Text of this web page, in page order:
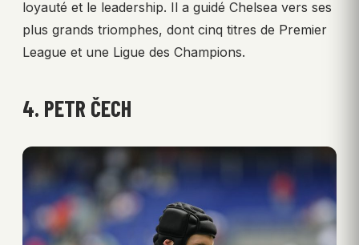
loyauté et le leadership. Il a guidé Chelsea vers ses
plus grands triomphes, dont cinq titres de Premier
League et une Ligue des Champions.
4. PETR ČECH